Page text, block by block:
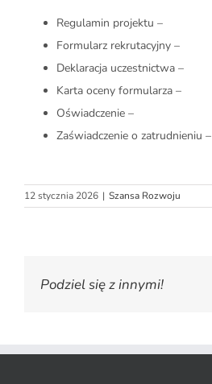
Regulamin projektu –
Formularz rekrutacyjny –
Deklaracja uczestnictwa –
Karta oceny formularza –
Oświadczenie –
Zaświadczenie o zatrudnieniu –
12 stycznia 2026 | Szansa Rozwoju
Podziel się z innymi!